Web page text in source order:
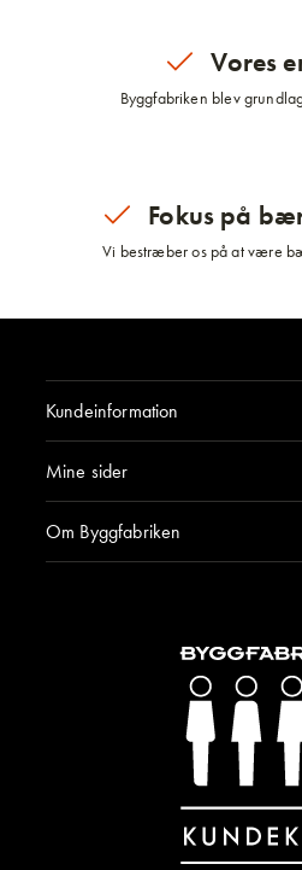
Vores
Byggfabriken blev
Fokus på
Vi bestræber os på at være
Kundeinformation
Mine sider
Om Byggfabriken